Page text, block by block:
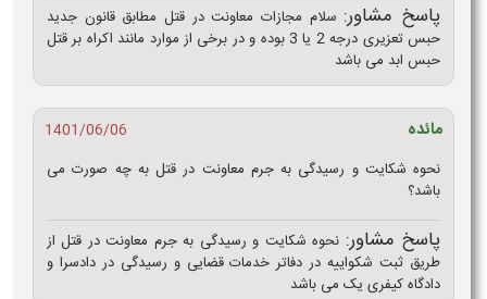
پاسخ مشاور: سلام مجازات معاونت در قتل مطابق قانون جدید
حبس تعزیری درجه 2 یا 3 بوده و در برخی از موارد مانند اکراه بر قتل
حبس ابد می باشد
مائده
1401/06/06
نحوه شکایت و رسیدگی به جرم معاونت در قتل به چه صورت می
باشد؟
پاسخ مشاور: نحوه شکایت و رسیدگی به جرم معاونت در قتل از
طریق ثبت شکواییه در دفاتر خدمات قضایی و رسیدگی در دادسرا و
دادگاه کیفری یک می باشد